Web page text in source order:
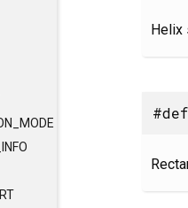
Helix